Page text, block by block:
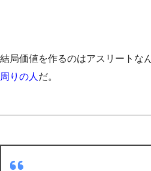
結局価値を作るのはアスリートな
周りの人だ。